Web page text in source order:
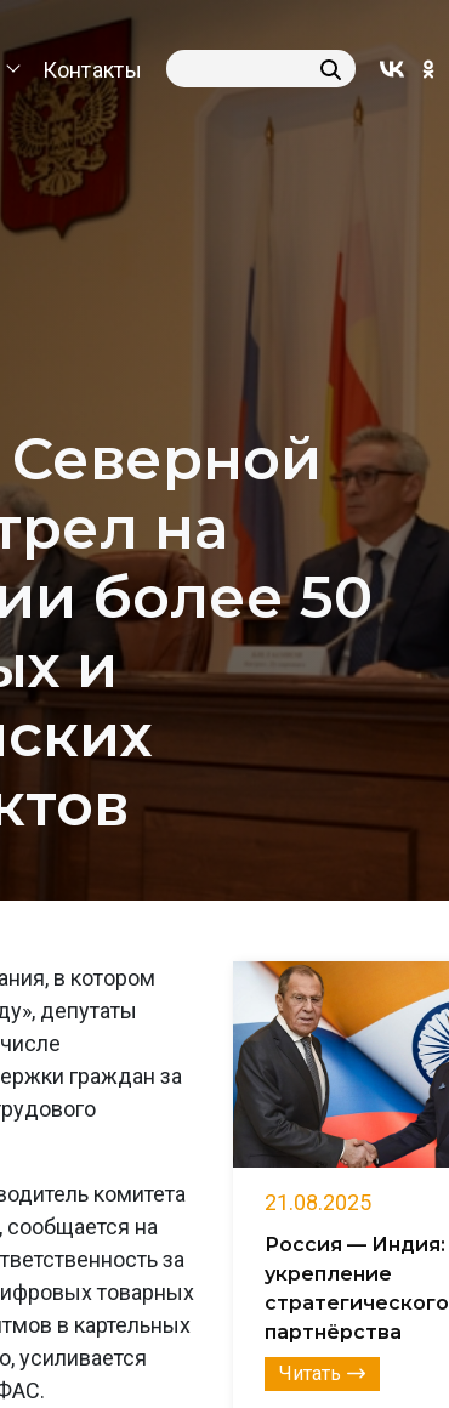
Контакты
на
более 50
и
в котором
депутаты
граждан за
комитета
сообщается на
за
товарных
в картельных
усиливается
21.08.2025
Россия — Индия:
укрепление
стратегического
партнёрства
Читать